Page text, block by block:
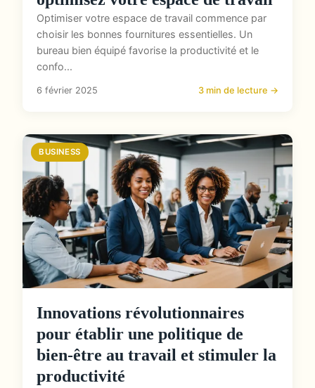
Optimiser votre espace de travail commence par
choisir les bonnes fournitures essentielles. Un
bureau bien équipé favorise la productivité et le
confo...
6 février 2025 3 min de lecture →
BUSINESS
Innovations révolutionnaires
pour établir une politique de
bien-être au travail et stimuler la
productivité